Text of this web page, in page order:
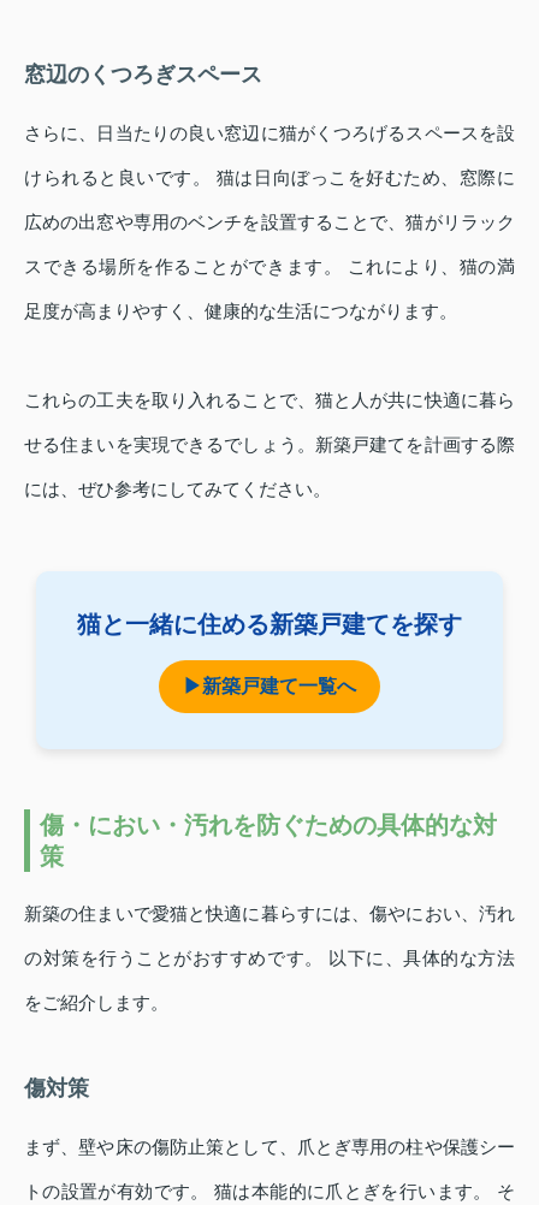
窓辺のくつろぎスペース
さらに、日当たりの良い窓辺に猫がくつろげるスペースを設
けられると良いです。 猫は日向ぼっこを好むため、窓際に
広めの出窓や専用のベンチを設置することで、猫がリラック
スできる場所を作ることができます。 これにより、猫の満
足度が高まりやすく、健康的な生活につながります。
これらの工夫を取り入れることで、猫と人が共に快適に暮ら
せる住まいを実現できるでしょう。新築戸建てを計画する際
には、ぜひ参考にしてみてください。
猫と一緒に住める新築戸建てを探す
▶新築戸建て一覧へ
傷・におい・汚れを防ぐための具体的な対
策
新築の住まいで愛猫と快適に暮らすには、傷やにおい、汚れ
の対策を行うことがおすすめです。 以下に、具体的な方法
をご紹介します。
傷対策
まず、壁や床の傷防止策として、爪とぎ専用の柱や保護シー
トの設置が有効です。 猫は本能的に爪とぎを行います。 そ